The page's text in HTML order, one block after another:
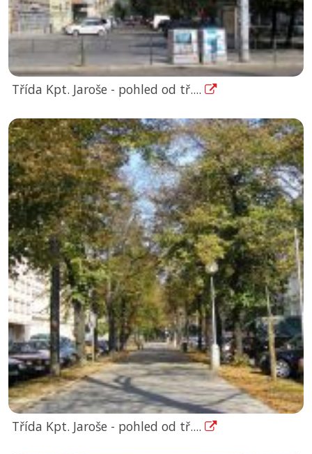
Třída Kpt. Jaroše - pohled od tř....
Třída Kpt. Jaroše - pohled od tř....